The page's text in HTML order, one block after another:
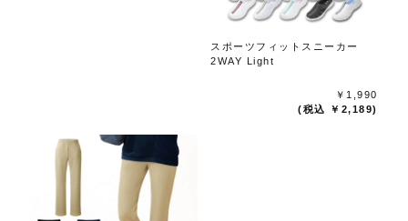
スポーツフィットスニーカー
2WAY Light
￥1,990
(税込 ￥2,189)